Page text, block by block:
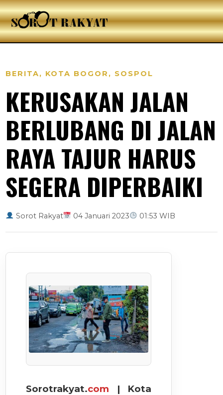
BERITA, KOTA BOGOR , SOSPOL
KERUSAKAN JALAN
BERLUBANG DI JALAN
RAYA TAJUR HARUS
SEGERA DIPERBAIKI
Sorot Rakyat 04 Januari 2023 01:53 WIB
Sorotrakyat.com | Kota